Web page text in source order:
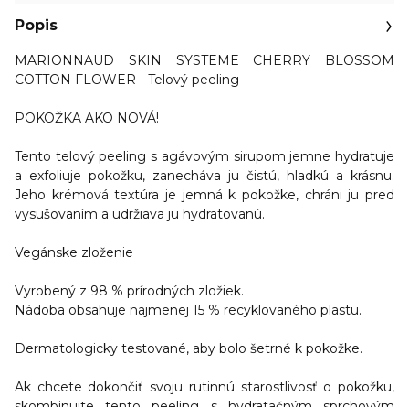
Popis
MARIONNAUD SKIN SYSTEME CHERRY BLOSSOM
COTTON FLOWER - Telový peeling
POKOŽKA AKO NOVÁ!
Tento telový peeling s agávovým sirupom jemne hydratuje
a exfoliuje pokožku, zanecháva ju čistú, hladkú a krásnu.
Jeho krémová textúra je jemná k pokožke, chráni ju pred
vysušovaním a udržiava ju hydratovanú.
Vegánske zloženie
Vyrobený z 98 % prírodných zložiek.
Nádoba obsahuje najmenej 15 % recyklovaného plastu.
Dermatologicky testované, aby bolo šetrné k pokožke.
Ak chcete dokončiť svoju rutinnú starostlivosť o pokožku,